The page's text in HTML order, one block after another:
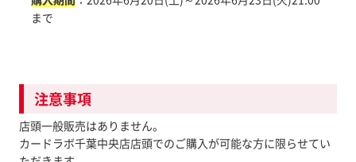
まで
注意事項
店頭一般販売はありません。
カードラボ千葉中央店店頭でのご購入が可能な方に限らせてい